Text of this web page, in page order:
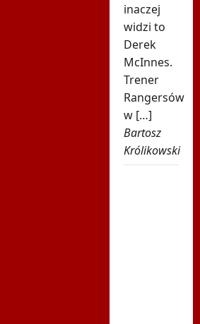
inaczej
widzi to
Derek
McInnes.
Trener
Rangersów
w […]
Bartosz
Królikowski